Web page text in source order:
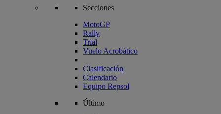
Secciones
MotoGP
Rally
Trial
Vuelo Acrobático
Clasificación
Calendario
Equipo Repsol
Último